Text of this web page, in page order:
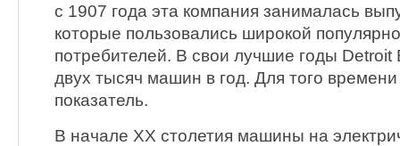
с 1907 года эта компания занималась
которые пользовались широкой
потребителей. В свои лучшие годы Detroit
двух тысяч машин в год. Для того
показатель.
В начале XX столетия машины на